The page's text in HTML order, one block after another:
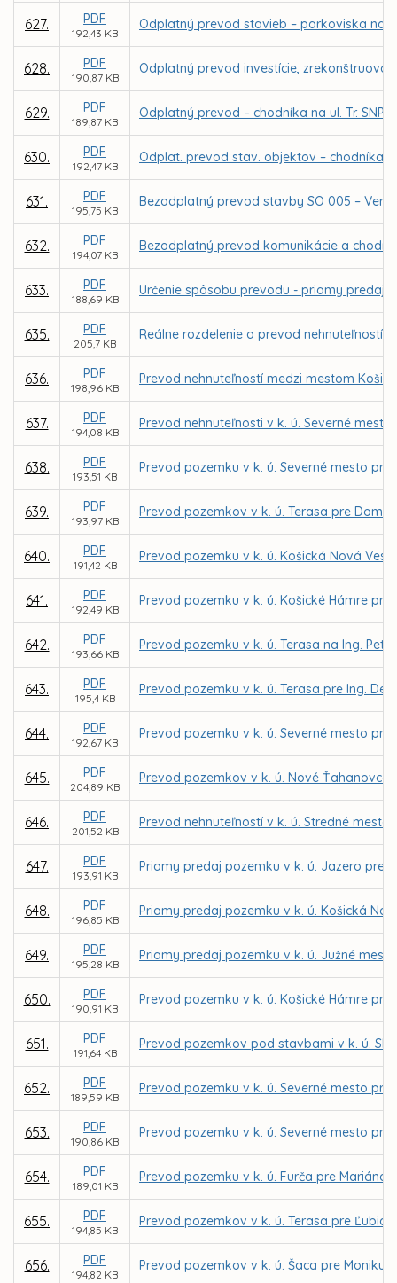
627. PDF
192,43 KB
Odplatný prevod stavieb – parkoviska na
628. PDF
190,87 KB
Odplatný prevod investície,
629. PDF
189,87 KB
Odplatný prevod – chodníka na ul. Tr. SNP
630. PDF
192,47 KB
Odplat. prevod stav. objektov – chodníka
631. PDF
195,75 KB
Bezodplatný prevod stavby SO 005 –
632. PDF
194,07 KB
Bezodplatný prevod komunikácie a
633. PDF
188,69 KB
Určenie spôsobu prevodu - priamy predaj
635. PDF
205,7 KB
Reálne rozdelenie a prevod nehnuteľností
636. PDF
198,96 KB
Prevod nehnuteľností medzi mestom
637. PDF
194,08 KB
Prevod nehnuteľnosti v k. ú. Severné
638. PDF
193,51 KB
Prevod pozemku v k. ú. Severné mesto
639. PDF
193,97 KB
Prevod pozemkov v k. ú. Terasa pre
640. PDF
191,42 KB
Prevod pozemku v k. ú. Košická Nová
641. PDF
192,49 KB
Prevod pozemku v k. ú. Košické Hámre
642. PDF
193,66 KB
Prevod pozemku v k. ú. Terasa na Ing.
643. PDF
195,4 KB
Prevod pozemku v k. ú. Terasa pre Ing.
644. PDF
192,67 KB
Prevod pozemku v k. ú. Severné mesto
645. PDF
204,89 KB
Prevod pozemkov v k. ú. Nové
646. PDF
201,52 KB
Prevod nehnuteľností v k. ú. Stredné mesto
647. PDF
193,91 KB
Priamy predaj pozemku v k. ú. Jazero pre
648. PDF
196,85 KB
Priamy predaj pozemku v k. ú. Košická
649. PDF
195,28 KB
Priamy predaj pozemku v k. ú. Južné mesto
650. PDF
190,91 KB
Prevod pozemku v k. ú. Košické Hámre pre
651. PDF
191,64 KB
Prevod pozemkov pod stavbami v k. ú.
652. PDF
189,59 KB
Prevod pozemku v k. ú. Severné mesto pre
653. PDF
190,86 KB
Prevod pozemku v k. ú. Severné mesto
654. PDF
189,01 KB
Prevod pozemku v k. ú. Furča pre Mariána
655. PDF
194,85 KB
Prevod pozemkov v k. ú. Terasa pre Ľubicu
656. PDF
194,82 KB
Prevod pozemkov v k. ú. Šaca pre Moniku